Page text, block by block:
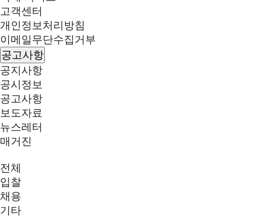
고객센터
개인정보처리방침
이메일무단수집거부
공고사항
공지사항
공시정보
공고사항
보도자료
뉴스레터
매거진
전체
입찰
채용
기타